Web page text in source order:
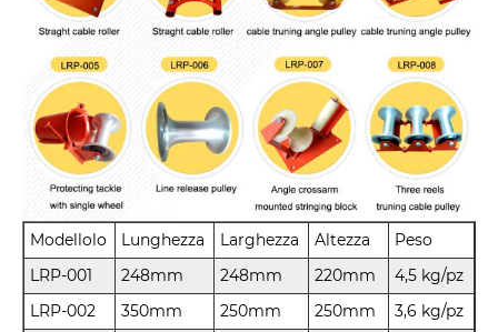
Modellolo Lunghezza Larghezza Altezza
Peso
LRP-001
248mm 248mm 220mm
4,5 kg/pz
LRP-002
350mm 250mm 250mm
3,6 kg/pz